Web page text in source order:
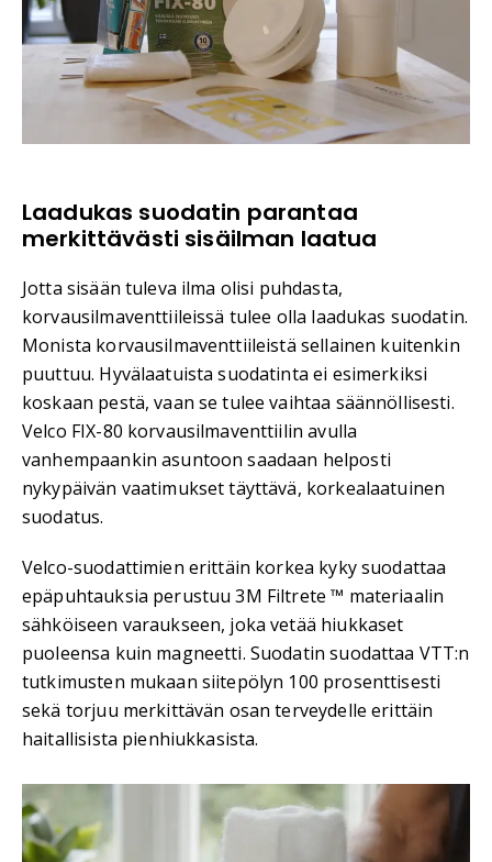
Laadukas suodatin parantaa
merkittävästi sisäilman laatua
Jotta sisään tuleva ilma olisi puhdasta,
korvausilmaventtiileissä tulee olla laadukas suodatin.
Monista korvausilmaventtiileistä sellainen kuitenkin
puuttuu. Hyvälaatuista suodatinta ei esimerkiksi
koskaan pestä, vaan se tulee vaihtaa säännöllisesti.
Velco FIX-80 korvausilmaventtiilin avulla
vanhempaankin asuntoon saadaan helposti
nykypäivän vaatimukset täyttävä, korkealaatuinen
suodatus.
Velco-suodattimien erittäin korkea kyky suodattaa
epäpuhtauksia perustuu 3M Filtrete ™ materiaalin
sähköiseen varaukseen, joka vetää hiukkaset
puoleensa kuin magneetti. Suodatin suodattaa VTT:n
tutkimusten mukaan siitepölyn 100 prosenttisesti
sekä torjuu merkittävän osan terveydelle erittäin
haitallisista pienhiukkasista.